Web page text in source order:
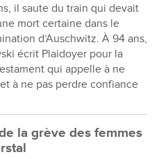
il saute du train qui devait
mort certaine dans le
d’Auschwitz. À 94 ans,
écrit Plaidoyer pour la
qui appelle à ne
à ne pas perdre confiance
la grève des femmes